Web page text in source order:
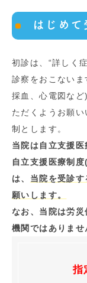
はじめて
初診は、“詳しく
診察をおこないま
採血、心電図な
ただくようお願
制とします。
当院は自立支援
自立支援医療制
は、 当院を受診す
願いします。
なお、当院は労
機関ではありませ
指